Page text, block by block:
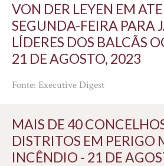
VON DER LEYEN EM
SEGUNDA-FEIRA PARA
LÍDERES DOS BALCÃS
21 DE AGOSTO, 2023
Fonte: Executive Digest
MAIS DE 40
DISTRITOS EM PERIGO
INCÊNDIO - 21 DE